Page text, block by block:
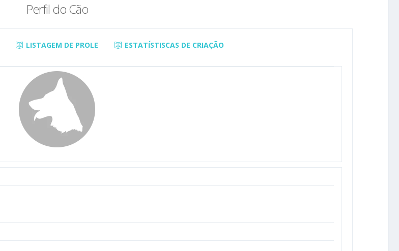
Perfil do Cão
LISTAGEM DE PROLE ESTATÍSTISCAS DE CRIAÇÃO